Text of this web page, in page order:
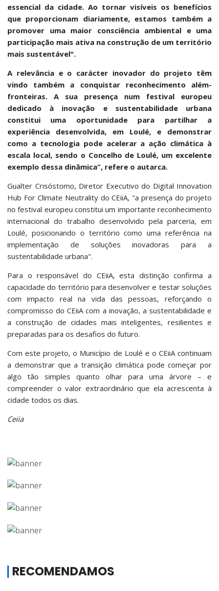
essencial da cidade. Ao tornar visíveis os benefícios
que proporcionam diariamente, estamos também a
promover uma maior consciência ambiental e uma
participação mais ativa na construção de um território
mais sustentável".
A relevância e o carácter inovador do projeto têm
vindo também a conquistar reconhecimento além-
fronteiras. A sua presença num festival europeu
dedicado à inovação e sustentabilidade urbana
constitui uma oportunidade para partilhar a
experiência desenvolvida, em Loulé, e demonstrar
como a tecnologia pode acelerar a ação climática à
escala local, sendo o Concelho de Loulé, um excelente
exemplo dessa dinâmica”, refere o autarca.
Gualter Crisóstomo, Diretor Executivo do Digital Innovation
Hub For Climate Neutrality do CEiiA, "a presença do projeto
no festival europeu constitui um importante reconhecimento
internacional do trabalho desenvolvido pela parceria, em
Loulé, posicionando o território como uma referência na
implementação de soluções inovadoras para a
sustentabilidade urbana".
Para o responsável do CEiiA, esta distinção confirma a
capacidade do território para desenvolver e testar soluções
com impacto real na vida das pessoas, reforçando o
compromisso do CEiiA com a inovação, a sustentabilidade e
a construção de cidades mais inteligentes, resilientes e
preparadas para os desafios do futuro.
Com este projeto, o Município de Loulé e o CEiiA continuam
a demonstrar que a transição climática pode começar por
algo tão simples quanto olhar para uma árvore – e
compreender o valor extraordinário que ela acrescenta à
cidade todos os dias.
Ceiia
RECOMENDAMOS